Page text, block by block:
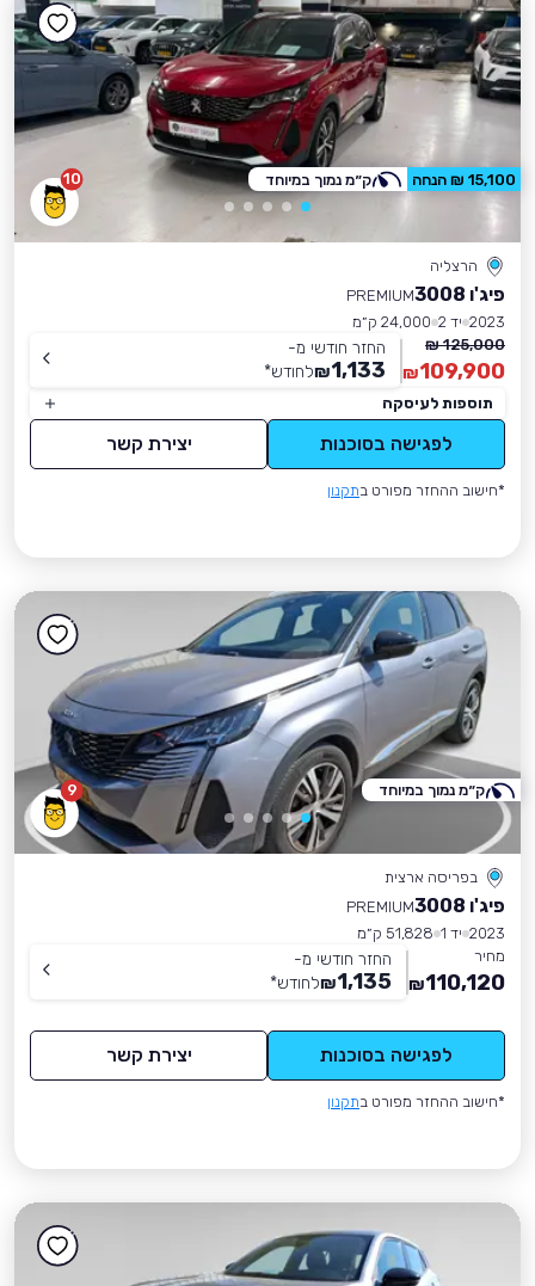
10
הרצליה
פיג'ו 3008
PREMIUM
2023 יד 2
24,000 ק״מ
125,000 ₪
109,900
₪
החזר חודשי מ-
1,133
₪לחודש*
תוספות לעיסקה
לפגישה בסוכנות יצירת קשר
*חישוב ההחזר מפורט בתקנון
15,100 ₪ הנחה ק״מ נמוך במיוחד
9
בפריסה ארצית
פיג'ו 3008
PREMIUM
2023 יד 1
51,828 ק״מ
מחיר
110,120
₪
החזר חודשי מ-
1,135
₪לחודש*
לפגישה בסוכנות יצירת קשר
*חישוב ההחזר מפורט בתקנון
ק״מ נמוך במיוחד